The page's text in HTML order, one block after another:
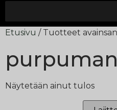
Etusivu / Tuotteet
Näytetään ainut tulos